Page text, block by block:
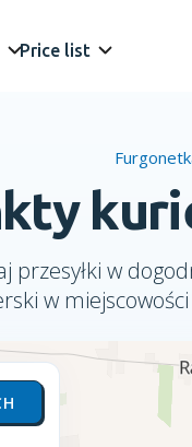
Price list
przesyłki w
w